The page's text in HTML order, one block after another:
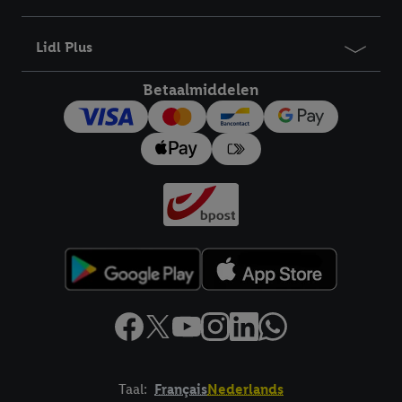
Lidl Plus
Betaalmiddelen
Taal: FrançaisNederlands
bewaartermijn van de gegevens en uw recht om uw
trekken, vindt u in onze